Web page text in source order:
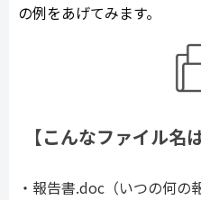
の例をあげてみます。
【こんなファイル名
・報告書.doc（いつの何の